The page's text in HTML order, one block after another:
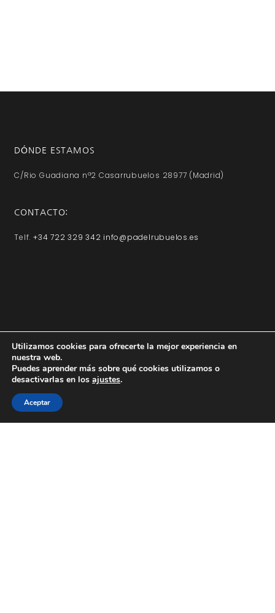
DÓNDE ESTAMOS
C/Rio Guadiana nª2 Casarrubuelos 28977 (Madrid)
CONTACTO:
Telf. +34 722 329 342 info@padelrubuelos.es
NUESTROS HORARIOS:
Lunes a viernes: 17:30-23:30
Sábados y Domingos: 09:00-22:30
Utilizamos cookies para ofrecerte la mejor experiencia en
nuestra web.
Puedes aprender más sobre qué cookies utilizamos o
desactivarlas en los ajustes.
Aceptar